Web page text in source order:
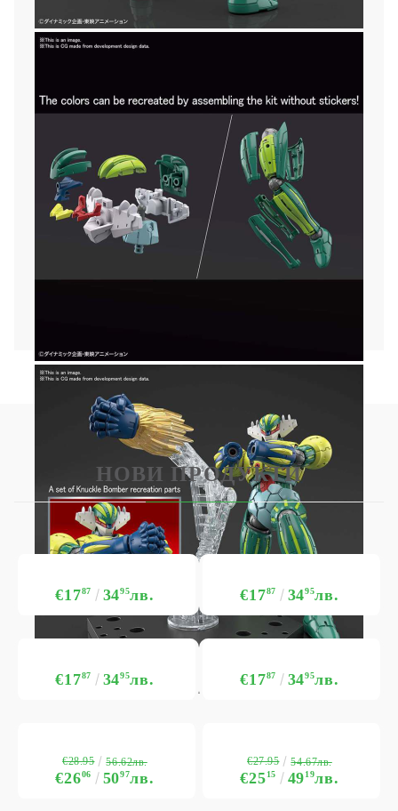
Кутията съдържа:
- Лепенки/стикери.
Материал: PE, PP, PS
Размер: 18.5cm
Допълнителна информация:
- Комплекта не съдържа допълнителни
подръчни материали (клещи, маркери,
НОВИ ПРОДУКТИ
€1787 3495лв. €1787 3495лв.
€1787 3495лв. €1787 3495лв.
€2606 5097лв.
€28.95 56.62лв.
€2515 4919лв.
€27.95 54.67лв.